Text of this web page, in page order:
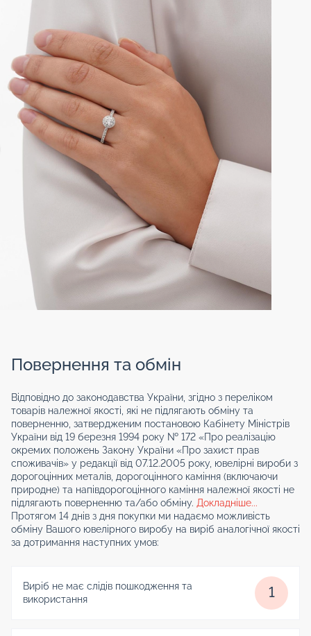
Повернення та обмін
Відповідно до законодавства України, згідно з переліком
товарів належної якості, які не підлягають обміну та
поверненню, затвердженим постановою Кабінету Міністрів
України від 19 березня 1994 року № 172 «Про реалізацію
окремих положень Закону України «Про захист прав
споживачів» у редакції від 07.12.2005 року, ювелірні вироби з
дорогоцінних металів, дорогоцінного каміння (включаючи
природне) та напівдорогоцінного каміння належної якості не
підлягають поверненню та/або обміну. Докладніше...
Протягом 14 днів з дня покупки ми надаємо можливість
обміну Вашого ювелірного виробу на виріб аналогічної якості
за дотримання наступних умов:
Виріб не має слідів пошкодження та
використання
1